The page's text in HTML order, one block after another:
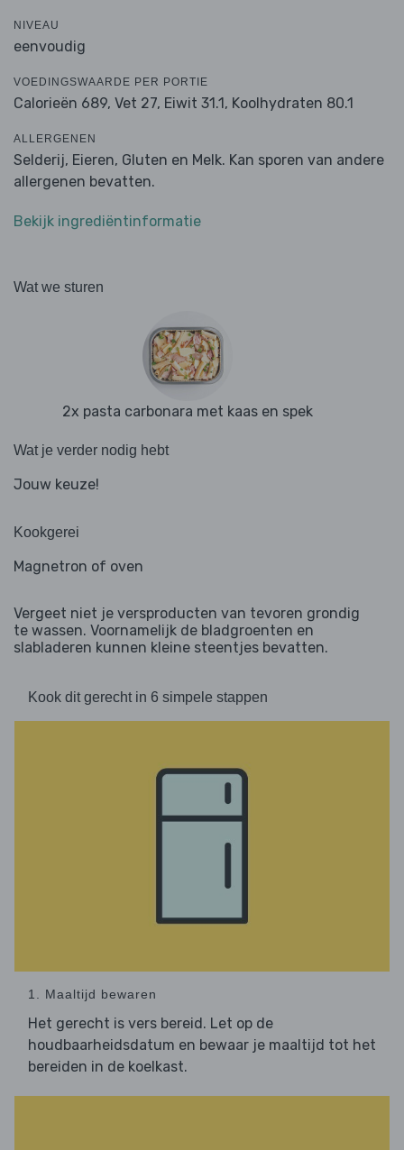
NIVEAU
eenvoudig
VOEDINGSWAARDE PER PORTIE
Calorieën 689, Vet 27, Eiwit 31.1, Koolhydraten 80.1
ALLERGENEN
Selderij, Eieren, Gluten en Melk. Kan sporen van andere
allergenen bevatten.
Bekijk ingrediëntinformatie
Wat we sturen
2x pasta carbonara met kaas en spek
Wat je verder nodig hebt
Jouw keuze!
Kookgerei
Magnetron of oven
Vergeet niet je versproducten van tevoren grondig
te wassen. Voornamelijk de bladgroenten en
slabladeren kunnen kleine steentjes bevatten.
Kook dit gerecht in 6 simpele stappen
1. Maaltijd bewaren
Het gerecht is vers bereid. Let op de
houdbaarheidsdatum en bewaar je maaltijd tot het
bereiden in de koelkast.